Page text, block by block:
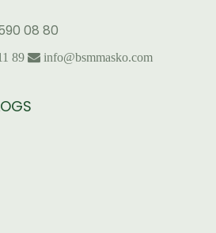
08 80
89 info@bsmmasko.com